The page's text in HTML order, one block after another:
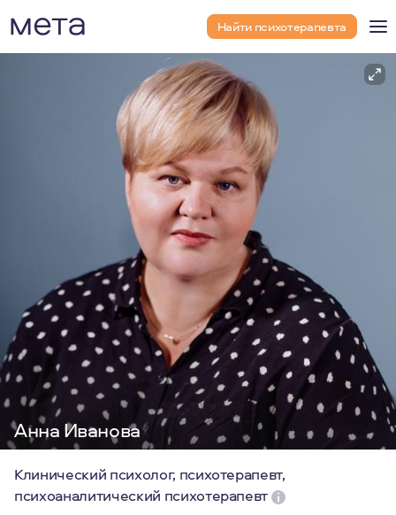
Найти психотерапевта
Анна Иванова
Клинический психолог, психотерапевт,
психоаналитический психотерапевт